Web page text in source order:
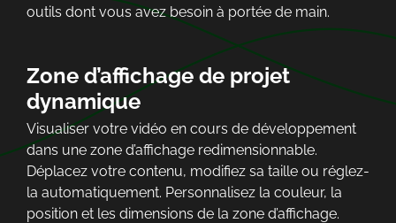
outils dont vous avez besoin à portée de main.
Zone d’affichage de projet
dynamique
Visualiser votre vidéo en cours de développement
dans une zone d’affichage redimensionnable.
Déplacez votre contenu, modifiez sa taille ou réglez-
la automatiquement. Personnalisez la couleur, la
position et les dimensions de la zone d’affichage.